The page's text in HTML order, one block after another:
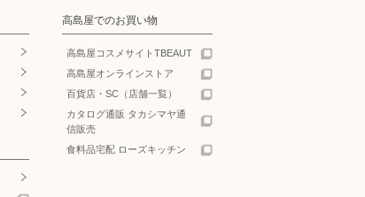
高島屋でのお買い物
高島屋コスメサイトTBEAUT
高島屋オンラインストア
百貨店・SC（店舗一覧）
カタログ通販 タカシマヤ通
信販売
食料品宅配 ローズキッチン